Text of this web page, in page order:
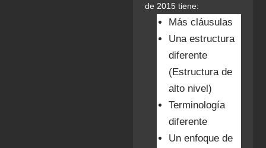
de 2015 tiene:
Más cláusulas
Una estructura
diferente
(Estructura de
alto nivel)
Terminología
diferente
Un enfoque de